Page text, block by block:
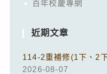
百年校慶專網
近期文章
114-2重補修(1下、2
2026-08-07